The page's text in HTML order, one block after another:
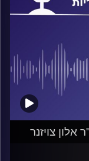
צויזנר